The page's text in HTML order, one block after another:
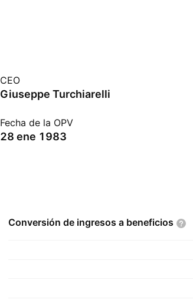
CEO
Giuseppe Turchiarelli
Fecha de la OPV
28 ene 1983
Conversión de ingresos a beneficios